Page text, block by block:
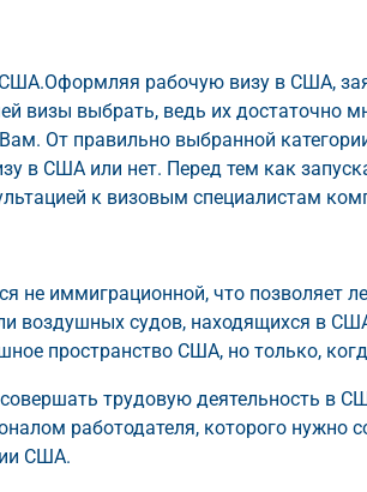
рабочую визу в США,
визы выбрать, ведь их достаточно
От правильно выбранной
в США или нет. Перед тем как
к визовым специалистам
не иммиграционной, что позволяет
воздушных судов, находящихся в
пространство США, но только,
трудовую деятельность в
работодателя, которого нужно
США.